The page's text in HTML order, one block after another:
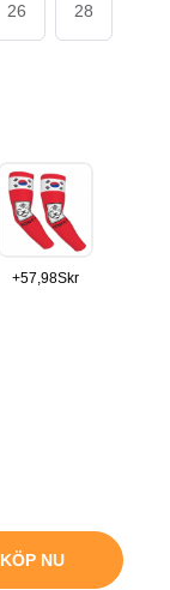
26 28
+57,98Skr
KÖP NU